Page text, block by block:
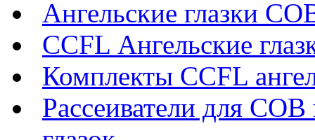
Ангельские глазки
CCFL Ангельские
Комплекты CCFL
Рассеиватели для